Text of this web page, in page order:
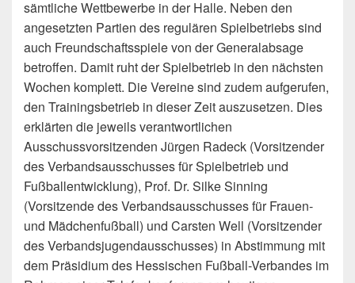
sämtliche Wettbewerbe in der Halle. Neben den
angesetzten Partien des regulären Spielbetriebs sind
auch Freundschaftsspiele von der Generalabsage
betroffen. Damit ruht der Spielbetrieb in den nächsten
Wochen komplett. Die Vereine sind zudem aufgerufen,
den Trainingsbetrieb in dieser Zeit auszusetzen. Dies
erklärten die jeweils verantwortlichen
Ausschussvorsitzenden Jürgen Radeck (Vorsitzender
des Verbandsausschusses für Spielbetrieb und
Fußballentwicklung), Prof. Dr. Silke Sinning
(Vorsitzende des Verbandsausschusses für Frauen-
und Mädchenfußball) und Carsten Well (Vorsitzender
des Verbandsjugendausschusses) in Abstimmung mit
dem Präsidium des Hessischen Fußball-Verbandes im